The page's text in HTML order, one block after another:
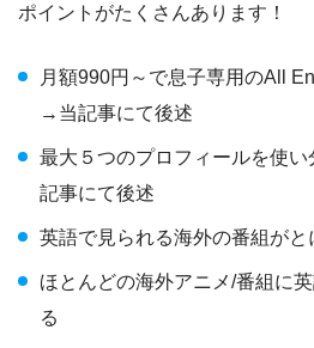
ポイントがたくさんあります！
月額990円～で息子専用のAll
→当記事にて後述
最大５つのプロフィールを使
記事にて後述
英語で見られる海外の番組がと
ほとんどの海外アニメ/番組に
る